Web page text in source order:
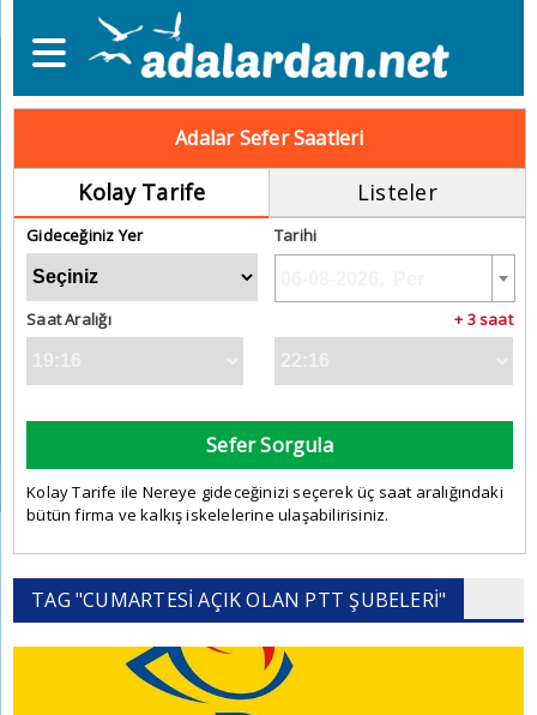
Adalar Sefer Saatleri
Kolay Tarife Listeler
Gideceğiniz Yer Tarihi
Saat Aralığı + 3 saat
Sefer Sorgula
Kolay Tarife ile Nereye gideceğinizi seçerek üç saat aralığındaki
bütün firma ve kalkış iskelelerine ulaşabilirisiniz.
TAG "CUMARTESI AÇIK OLAN PTT ŞUBELERI"